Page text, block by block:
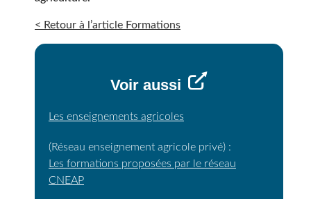
< Retour à l’article Formations
Voir aussi
Les enseignements agricoles
(Réseau enseignement agricole privé) :
Les formations proposées par le réseau
CNEAP